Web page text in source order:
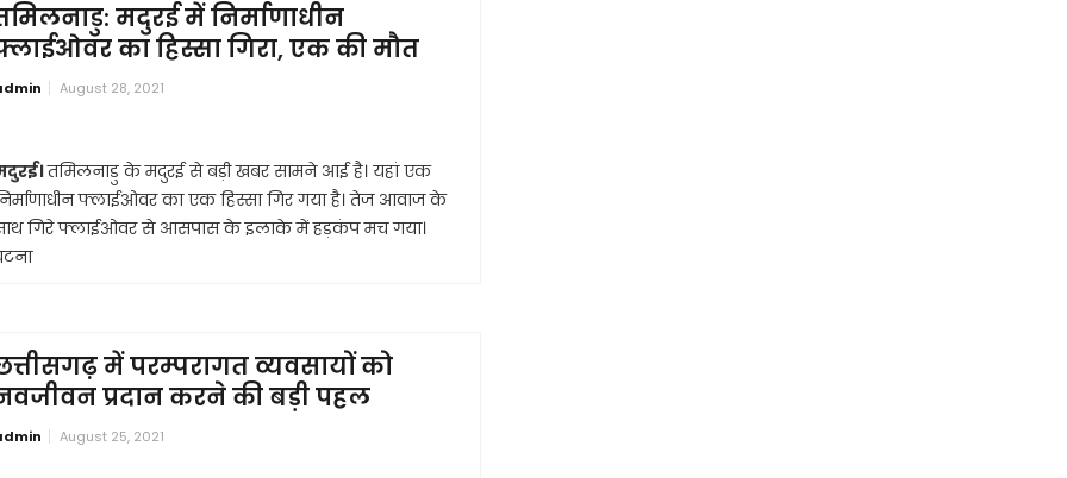
मदुरई में निर्माणाधीन
का हिस्सा गिरा, एक की मौत
August 28, 2021
तमिलनाडु के मदुरई से बड़ी खबर सामने आई है। यहां एक
फ्लाईओवर का एक हिस्सा गिर गया है। तेज आवाज के
गिरे फ्लाईओवर से आसपास के इलाके में हड़कंप मच गया।
में परम्परागत व्यवसायों को
प्रदान करने की बड़ी पहल
August 25, 2021